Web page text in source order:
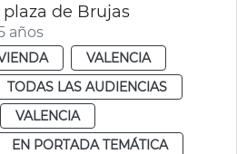
de Brujas
años
VALENCIA
TODAS LAS AUDIENCIAS
VALENCIA
EN PORTADA TEMÁTICA